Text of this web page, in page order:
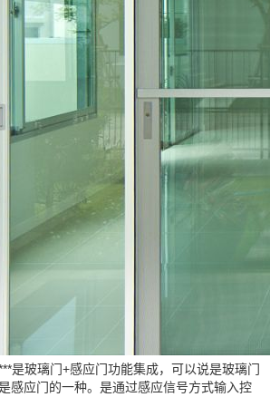
是玻璃门+感应门功能集成，可以说是玻璃门
感应门的一种。是通过感应信号方式输入控